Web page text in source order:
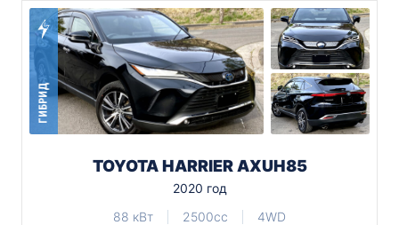
ГИБРИД
TOYOTA HARRIER AXUH85
2020 год
88 кВт
2500cc 4WD